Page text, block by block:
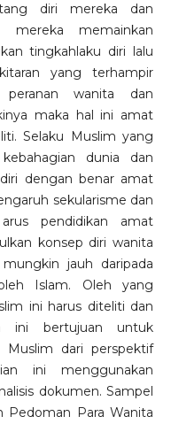
diri mereka dan
mereka memainkan
tingkahlaku diri lalu
yang terhampir
wanita dan
maka hal ini amat
Selaku Muslim yang
dunia dan
dengan benar amat
sekularisme dan
pendidikan amat
konsep diri wanita
jauh daripada
Islam. Oleh yang
ini harus diteliti dan
ini bertujuan untuk
Muslim dari perspektif
ini menggunakan
dokumen. Sampel
Pedoman Para Wanita